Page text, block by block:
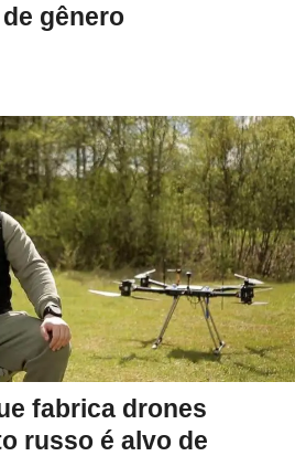
gênero
fabrica drones
russo é alvo de